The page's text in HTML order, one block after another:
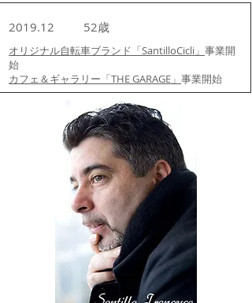
2019.12 52歳
オリジナル自転車ブランド「SantilloCicli」 事業開
始
カフェ＆ギャラリー「THE GARAGE」 事業開始